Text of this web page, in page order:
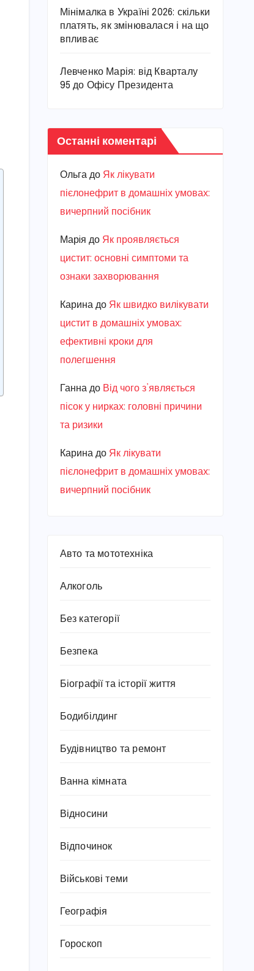
Мінімалка в Україні 2026: скільки
платять, як змінювалася і на що
впливає
Левченко Марія: від Кварталу
95 до Офісу Президента
Останні коментарі
Ольгадо Як лікувати
пієлонефрит в домашніх умовах:
вичерпний посібник
Марiя до Як проявляється
цистит: основні симптоми та
ознаки захворювання
Каринадо Як швидко вилікувати
цистит в домашніх умовах:
ефективні кроки для
полегшення
Ганнадо Від чого з’являється
пісок у нирках: головні причини
та ризики
Каринадо Як лікувати
пієлонефрит в домашніх умовах:
вичерпний посібник
Авто та мототехніка
Алкоголь
Без категорії
Безпека
Біографії та історії життя
Бодибілдинг
Будівництво та ремонт
Ванна кімната
Відносини
Відпочинок
Військові теми
Географія
Гороскоп